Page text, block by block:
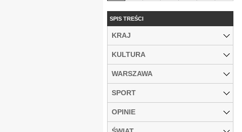
SPIS TREŚCI
KRAJ
KULTURA
WARSZAWA
SPORT
OPINIE